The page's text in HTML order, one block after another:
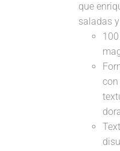
que
saladas